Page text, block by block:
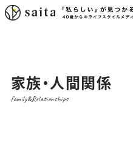
家族・人間関係
family&Relationships